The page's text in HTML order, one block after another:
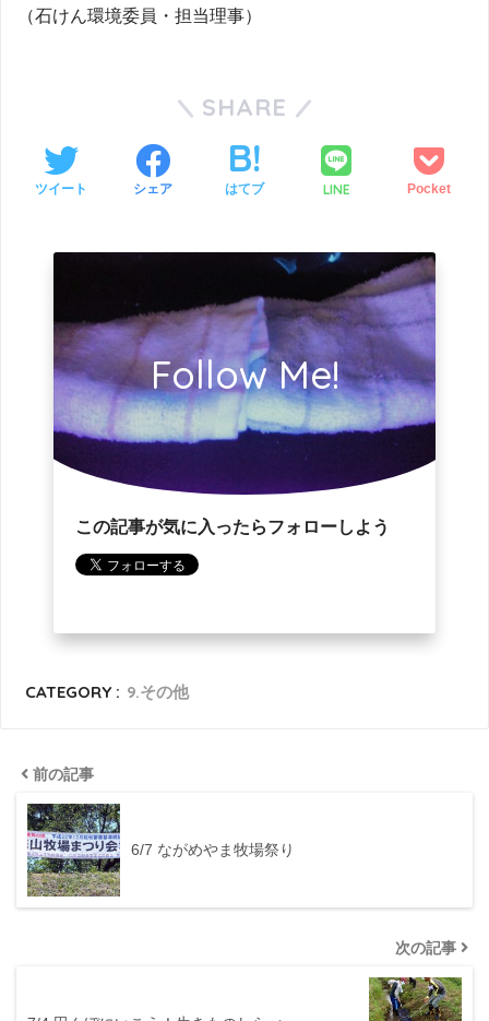
（石けん環境委員・担当理事）
SHARE
ツイート シェア はてブ LINE Pocket
Follow Me!
この記事が気に入ったらフォローしよう
CATEGORY : 9.その他
前の記事
6/7 ながめやま牧場祭り
次の記事